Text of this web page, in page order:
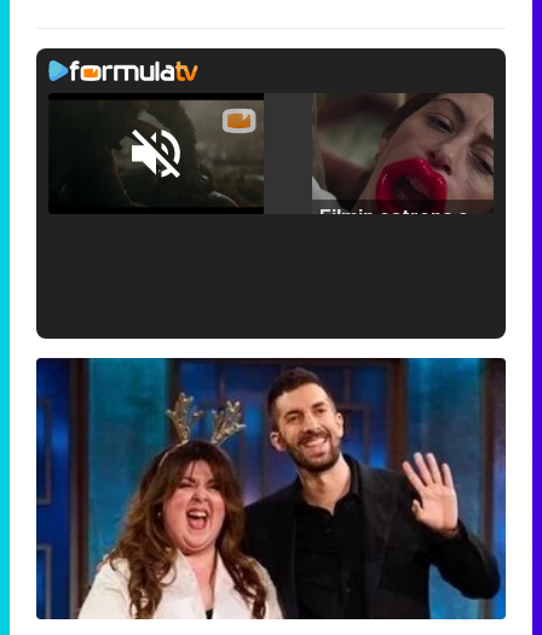
Unmute /
Loaded:
25.30%
'120 Minutos' celebra sus 2.000 programas en Telemadrid con un vídeo del día a día en la redacción